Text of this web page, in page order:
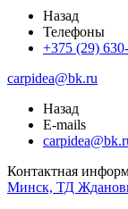
Назад
Телефоны
+375 (29)
carpidea@bk.ru
Назад
E-mails
Контактная
Минск, ТД